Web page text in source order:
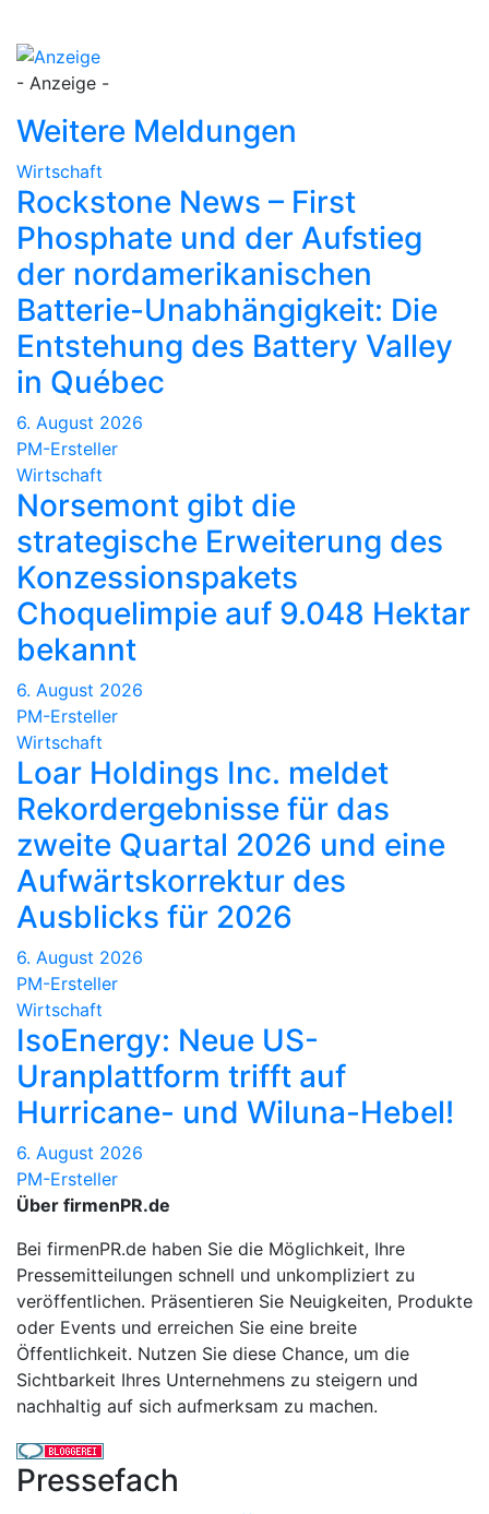
- Anzeige -
Weitere Meldungen
Wirtschaft
Rockstone News – First
Phosphate und der Aufstieg
der nordamerikanischen
Batterie-Unabhängigkeit: Die
Entstehung des Battery Valley
in Québec
6. August 2026
PM-Ersteller
Wirtschaft
Norsemont gibt die
strategische Erweiterung des
Konzessionspakets
Choquelimpie auf 9.048 Hektar
bekannt
6. August 2026
PM-Ersteller
Wirtschaft
Loar Holdings Inc. meldet
Rekordergebnisse für das
zweite Quartal 2026 und eine
Aufwärtskorrektur des
Ausblicks für 2026
6. August 2026
PM-Ersteller
Wirtschaft
IsoEnergy: Neue US-
Uranplattform trifft auf
Hurricane- und Wiluna-Hebel!
6. August 2026
PM-Ersteller
Über firmenPR.de
Bei firmenPR.de haben Sie die Möglichkeit, Ihre
Pressemitteilungen schnell und unkompliziert zu
veröffentlichen. Präsentieren Sie Neuigkeiten, Produkte
oder Events und erreichen Sie eine breite
Öffentlichkeit. Nutzen Sie diese Chance, um die
Sichtbarkeit Ihres Unternehmens zu steigern und
nachhaltig auf sich aufmerksam zu machen.
Pressefach